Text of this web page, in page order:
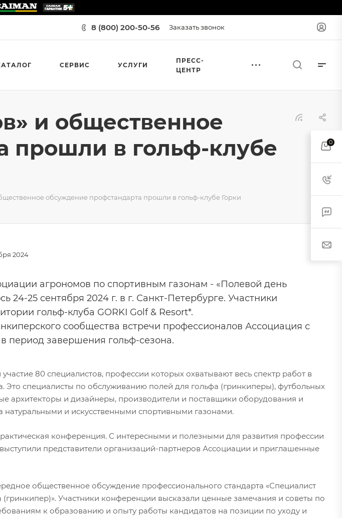
8 (800) 200-50-56 Заказать звонок
СЕРВИС УСЛУГИ
ПРЕСС-
ЦЕНТР
и общественное
прошли в гольф-клубе
обсуждение профстандарта прошли в гольф-клубе Горки
2024
агрономов по спортивным газонам - «Полевой день
24-25 сентября 2024 г. в г. Санкт-Петербурге. Участники
гольф-клуба GORKI Golf & Resort*.
сообщества встречи профессионалов Ассоциация с
период завершения гольф-сезона.
80 специалистов, профессии которых охватывают весь спектр работ в
Это специалисты по обслуживанию полей для гольфа (гринкиперы), футбольных
архитекторы и дизайнеры, производители и поставщики оборудования и
натуральными и искусственными спортивными газонами.
конференция. С интересными и полезными для развития профессии
представители организаций-партнеров Ассоциации и приглашенные
общественное обсуждение профессионального стандарта «Специалист
Участники конференции высказали ценные замечания и советы по
к образованию и опыту работы кандидатов на позиции по уходу и
0